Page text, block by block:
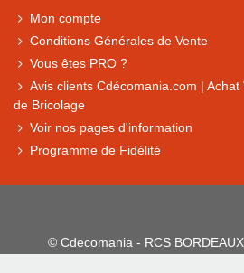
Mon compte
Conditions Générales de Vente
Vous êtes PRO ?
Avis clients Cdécomania.com |
de Bricolage
Voir nos pages d'information
Programme de Fidélité
© Cdecomania - RCS